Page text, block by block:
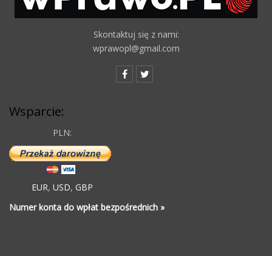
Skontaktuj się z nami:
wprawopl@gmail.com
Wsparcie:
PLN:
EUR, USD, GBP
Numer konta do wpłat bezpośrednich »